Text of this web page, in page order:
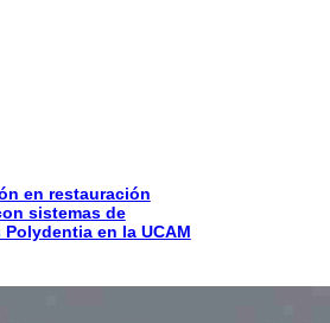
en restauración
sistemas de
Polydentia en la UCAM